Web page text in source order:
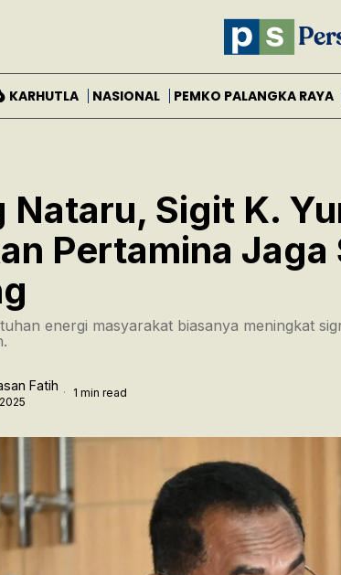
KARHUTLA NASIONAL PEMKO PALANGKA RAYA
Nataru, Sigit K.
Pertamina Jaga
energi masyarakat biasanya meningkat
Fatih 1 min read